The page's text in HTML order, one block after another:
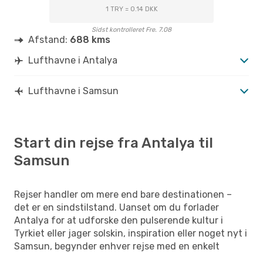
1 TRY = 0.14 DKK
Sidst kontrolleret Fre. 7.08
Afstand: 688 kms
Lufthavne i Antalya
Lufthavne i Samsun
Start din rejse fra Antalya til
Samsun
Rejser handler om mere end bare destinationen –
det er en sindstilstand. Uanset om du forlader
Antalya for at udforske den pulserende kultur i
Tyrkiet eller jager solskin, inspiration eller noget nyt i
Samsun, begynder enhver rejse med en enkelt